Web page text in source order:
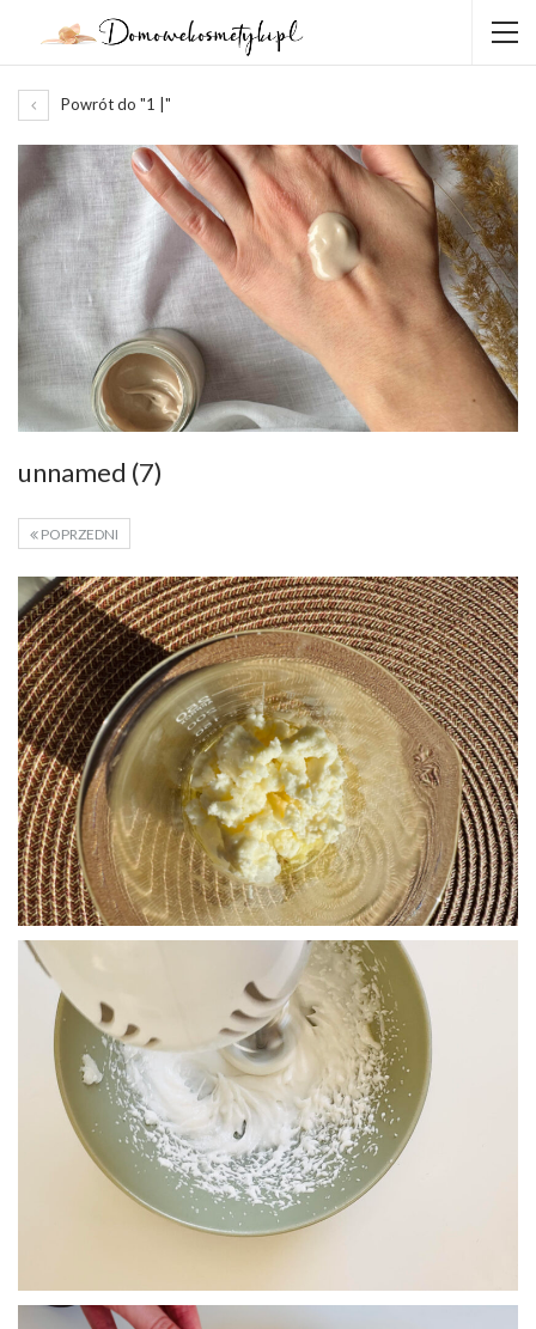
Powrót do "1 |"
unnamed (7)
POPRZEDNI